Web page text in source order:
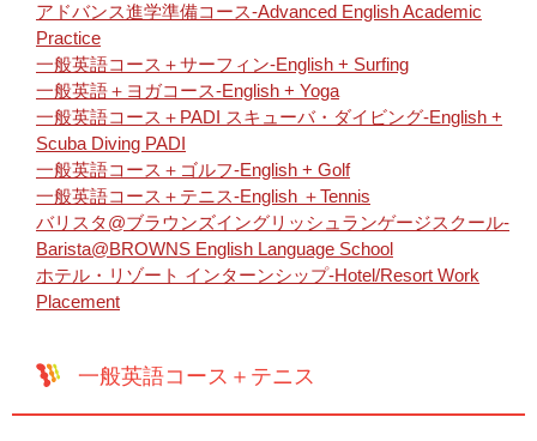
アドバンス進学準備コース-Advanced English Academic
Practice
一般英語コース＋サーフィン-English + Surfing
一般英語＋ヨガコース-English + Yoga
一般英語コース＋PADI スキューバ・ダイビング-English +
Scuba Diving PADI
一般英語コース＋ゴルフ-English + Golf
一般英語コース＋テニス-English ＋Tennis
バリスタ@ブラウンズイングリッシュランゲージスクール-
Barista@BROWNS English Language School
ホテル・リゾート インターンシップ-Hotel/Resort Work
Placement
一般英語コース＋テニス